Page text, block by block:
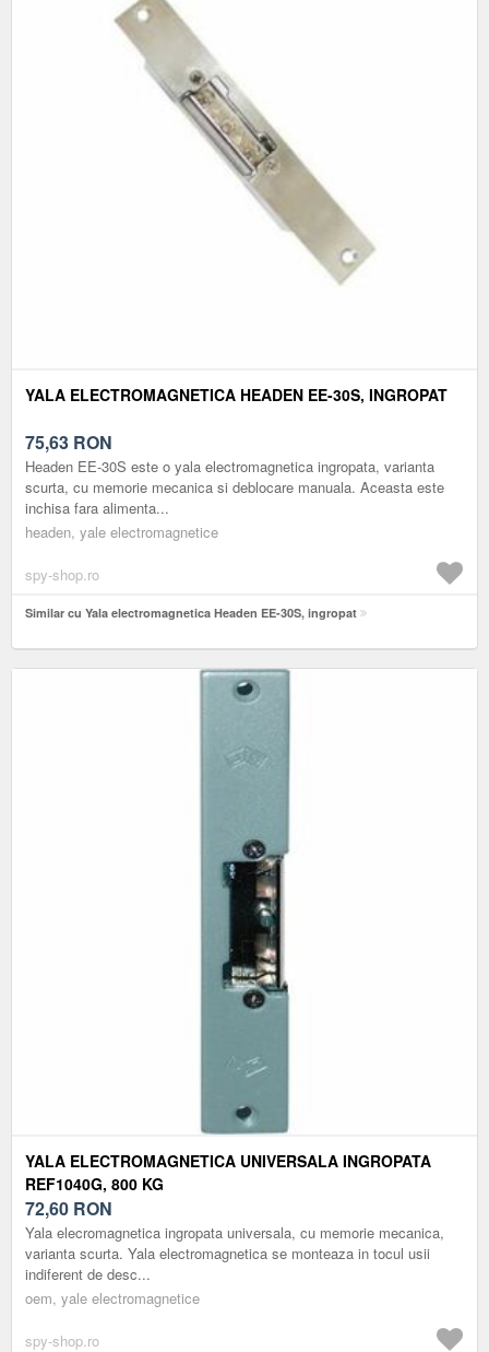
YALA ELECTROMAGNETICA HEADEN EE-30S, INGROPAT
75,63 RON
Headen EE-30S este o yala electromagnetica ingropata, varianta
scurta, cu memorie mecanica si deblocare manuala. Aceasta este
inchisa fara alimenta...
headen, yale electromagnetice
spy-shop.ro
Similar cu Yala electromagnetica Headen EE-30S, ingropat
YALA ELECTROMAGNETICA UNIVERSALA INGROPATA
REF1040G, 800 KG
72,60 RON
Yala elecromagnetica ingropata universala, cu memorie mecanica,
varianta scurta. Yala electromagnetica se monteaza in tocul usii
indiferent de desc...
oem, yale electromagnetice
spy-shop.ro